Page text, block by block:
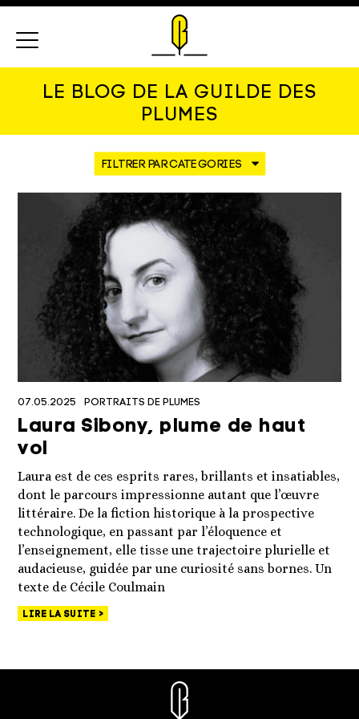
LE BLOG DE LA GUILDE DES
PLUMES
07.05.2025 PORTRAITS DE PLUMES
Laura Sibony, plume de haut
vol
Laura est de ces esprits rares, brillants et insatiables,
dont le parcours impressionne autant que l’œuvre
littéraire. De la fiction historique à la prospective
technologique, en passant par l’éloquence et
l’enseignement, elle tisse une trajectoire plurielle et
audacieuse, guidée par une curiosité sans bornes. Un
texte de Cécile Coulmain
LIRE LA SUITE